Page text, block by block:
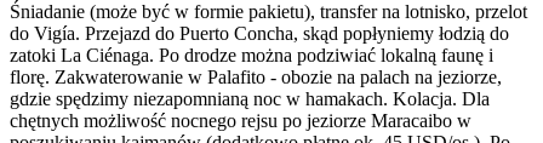
Śniadanie (może być w formie pakietu), transfer na lotnisko, przelot
do Vigía. Przejazd do Puerto Concha, skąd popłyniemy łodzią do
zatoki La Ciénaga. Po drodze można podziwiać lokalną faunę i
florę. Zakwaterowanie w Palafito - obozie na palach na jeziorze,
gdzie spędzimy niezapomnianą noc w hamakach. Kolacja. Dla
chętnych możliwość nocnego rejsu po jeziorze Maracaibo w